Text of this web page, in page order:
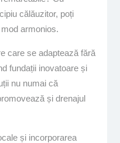
călăuzitor, poți
armonios.
care se adaptează fără
fundații inovatoare și
nu numai că
și drenajul
și incorporarea